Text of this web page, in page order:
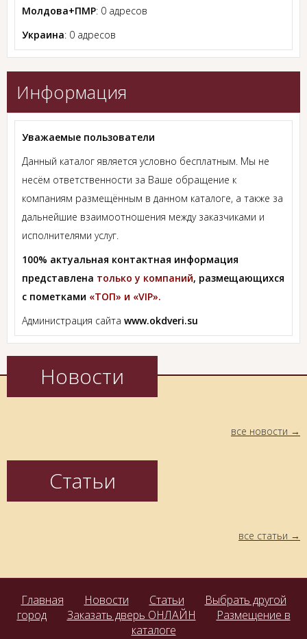
Молдова+ПМР: 0 адресов
Украина: 0 адресов
Информация
Уважаемые пользователи
Данный каталог является условно бесплатным. Мы не
несём ответственности за Ваше обращение к
компаниям размещённым в данном каталоге, а также за
дальнейшие взаимоотношения между заказчиками и
исполнителями услуг.
100% актуальная контактная информация
представлена только у компаний, размещающихся
с пометками «ТОП» и «VIP».
Администрация сайта www.okdveri.su
Новости
все новости
Статьи
все статьи
Главная Новости Статьи
Выбрать другой
город
Заказать дверь ОНЛАЙН
Размещение в
каталоге